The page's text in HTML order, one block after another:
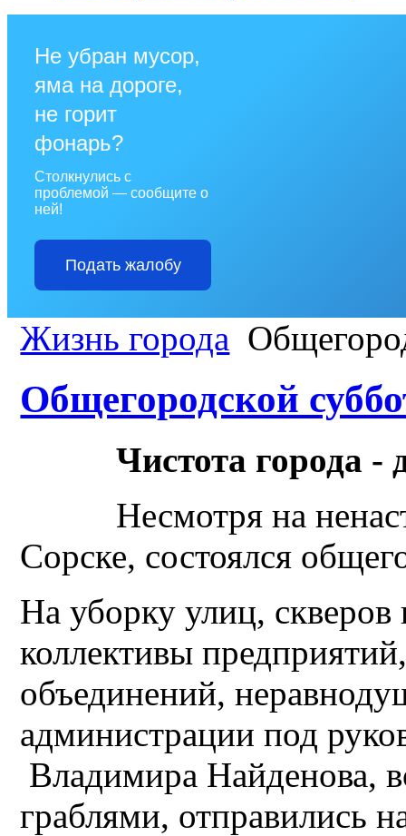
Не убран мусор,
яма на дороге,
не горит
фонарь?
Столкнулись с
проблемой — сообщите о
ней!
Подать жалобу
Жизнь города
Общегородской
Чистота города -
Несмотря на
Сорске, состоялся
На уборку улиц,
коллективы
объединений,
администрации под
Владимира Найденова,
граблями, отправились